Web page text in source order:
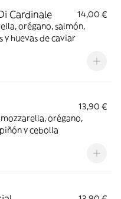
Cardinale
14,00 €
orégano, salmón,
y huevas de caviar
13,90 €
orégano,
y cebolla